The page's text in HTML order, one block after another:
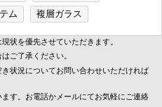
ム
複層ガラス
状を優先させていただきます。
ご了承ください。
状況についてお問い合わせいただければ
す。お電話かメールにてお気軽にご連絡